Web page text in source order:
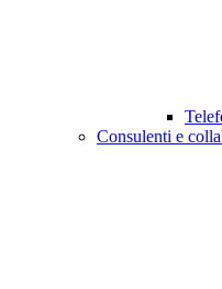
Consulenti e